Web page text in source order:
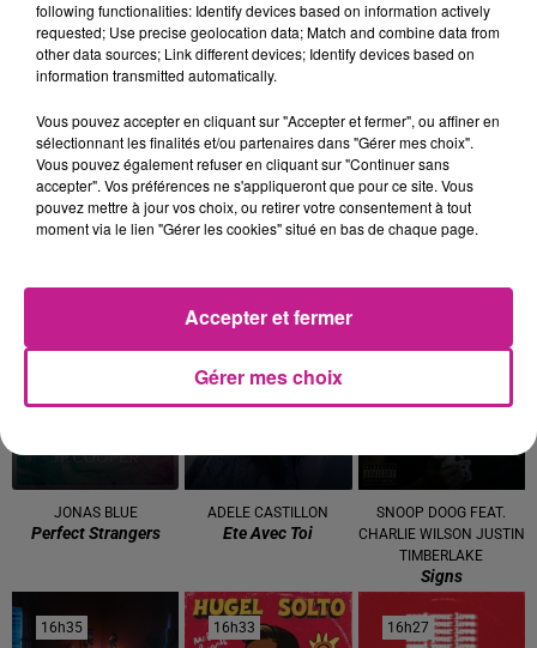
pour présenter son spectacle nommé "Nora Hamzawi" ! Elle
va parler d'elle, de sa vie, de son couple…. Elle va évoquer le
chaos extérieur et la société en général avec beaucoup
📅 : Jeudi 06 février 20h30
📍 : Théâtre municipal de Colmar
Billeterie : www.theatre.colmar.fr
JONAS BLUE
Perfect Strangers
ADELE CASTILLON
Ete Avec Toi
SNOOP DOOG FEAT.
CHARLIE WILSON JUSTIN
TIMBERLAKE
Signs
16h35
16h35 16h33
16h33 16h27
16h27
following functionalities: Identify devices based on information actively
requested; Use precise geolocation data; Match and combine data from
other data sources; Link different devices; Identify devices based on
information transmitted automatically.
Vous pouvez accepter en cliquant sur "Accepter et fermer", ou affiner en
sélectionnant les finalités et/ou partenaires dans "Gérer mes choix".
Vous pouvez également refuser en cliquant sur "Continuer sans
accepter". Vos préférences ne s'appliqueront que pour ce site. Vous
pouvez mettre à jour vos choix, ou retirer votre consentement à tout
moment via le lien "Gérer les cookies" situé en bas de chaque page.
Gérer mes choix
Accepter et fermer